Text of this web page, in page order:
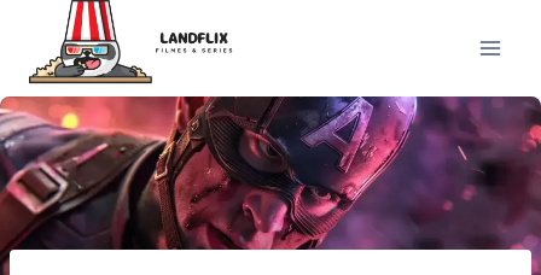
Conteúdo